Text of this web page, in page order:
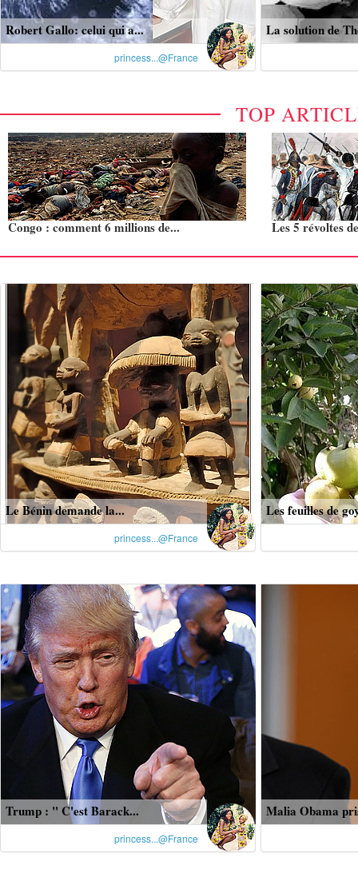
Robert Gallo: celui qui a...
princess...@France
La solution de
TOP
Congo : comment 6 millions de... Les 5 révoltes
Le Bénin demande la...
princess...@France
Les feuilles de
Trump : " C'est Barack...
princess...@France
Malia Obama